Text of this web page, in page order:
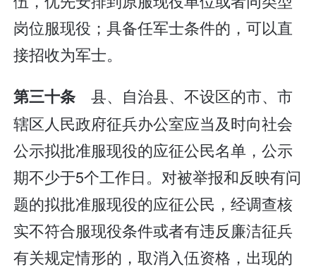
岗位服现役；具备任军士条件的，可以直
接招收为军士。
第三十条 县、自治县、不设区的市、市
辖区人民政府征兵办公室应当及时向社会
公示拟批准服现役的应征公民名单，公示
期不少于5个工作日。对被举报和反映有问
题的拟批准服现役的应征公民，经调查核
实不符合服现役条件或者有违反廉洁征兵
有关规定情形的，取消入伍资格，出现的